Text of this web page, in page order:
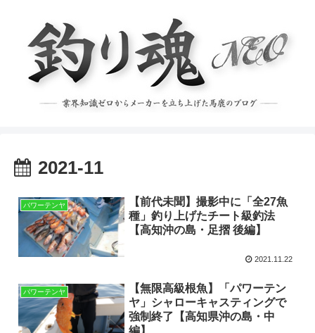
2021-11
パワーテンヤ
【前代未聞】撮影中に「全27魚
種」釣り上げたチート級釣法
【高知沖の島・足摺 後編】
2021.11.22
パワーテンヤ
【無限高級根魚】「パワーテン
ヤ」シャローキャスティングで
強制終了【高知県沖の島・中